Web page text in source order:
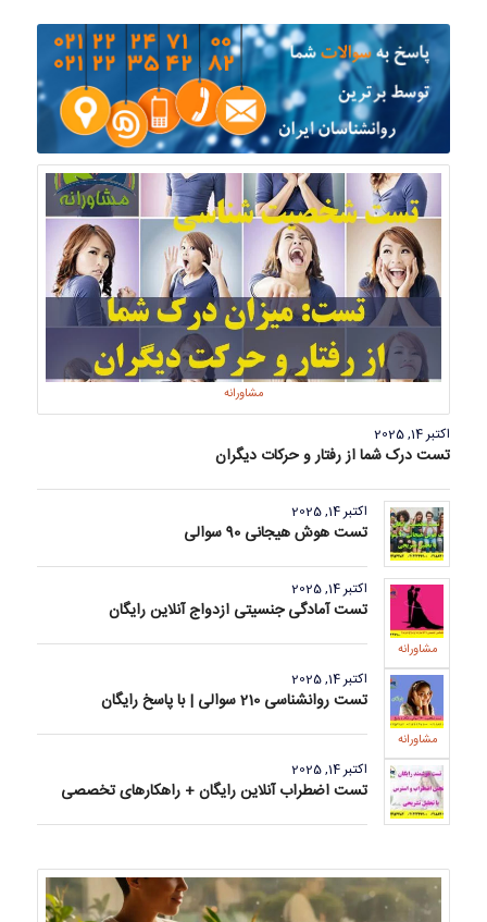
مشاورانه
اکتبر 14, 2025
تست درک شما از رفتار و حرکات دیگران
اکتبر 14, 2025
تست هوش هیجانی 90 سوالی
مشاورانه
اکتبر 14, 2025
تست آمادگی جنسیتی ازدواج آنلاین رایگان
مشاورانه
اکتبر 14, 2025
تست روانشناسی 210 سوالی | با پاسخ رایگان
اکتبر 14, 2025
تست اضطراب آنلاین رایگان + راهکارهای تخصصی